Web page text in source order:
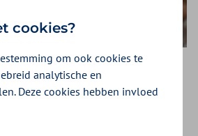
met de gemeente Amsterdam
een goede prijs-
zorgverzekering met ruime
De collectieve zorgverzekering
cookies?
om ook cookies te
analytische en
Deze cookies hebben invloed